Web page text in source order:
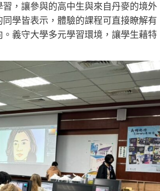
，讓參與的高中生與來自丹麥的境外
學皆表示，體驗的課程可直接瞭解有
義守大學多元學習環境，讓學生藉特